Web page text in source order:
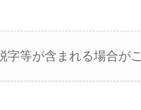
等が含まれる場合がご